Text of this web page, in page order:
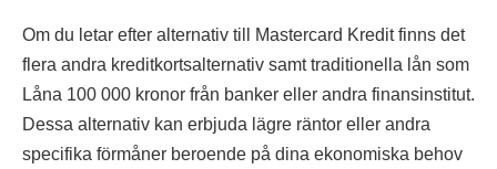
Om du letar efter alternativ till Mastercard Kredit finns det
flera andra kreditkortsalternativ samt traditionella lån som
Låna 100 000 kronor från banker eller andra finansinstitut.
Dessa alternativ kan erbjuda lägre räntor eller andra
specifika förmåner beroende på dina ekonomiska behov